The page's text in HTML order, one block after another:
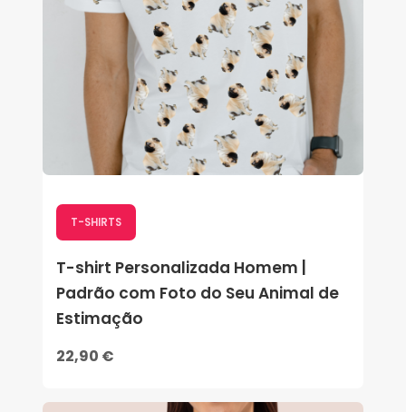
T-SHIRTS
T-shirt Personalizada Homem |
Padrão com Foto do Seu Animal de
Estimação
22,90 €